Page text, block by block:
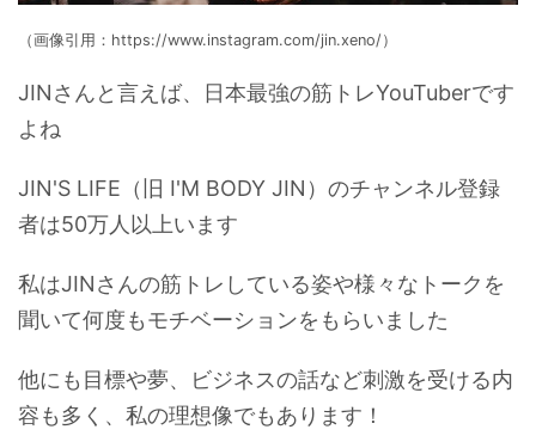
（画像引用：https://www.instagram.com/jin.xeno/）
JINさんと言えば、日本最強の筋トレYouTuberです
よね
JIN'S LIFE（旧 I'M BODY JIN）のチャンネル登録
者は50万人以上います
私はJINさんの筋トレしている姿や様々なトークを
聞いて何度もモチベーションをもらいました
他にも目標や夢、ビジネスの話など刺激を受ける内
容も多く、私の理想像でもあります！